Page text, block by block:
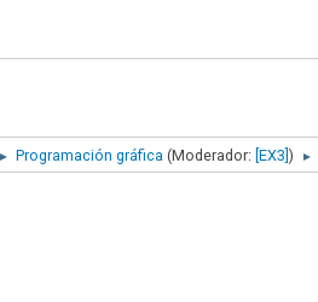
► Programación gráfica (Moderador: [EX3] ) ►